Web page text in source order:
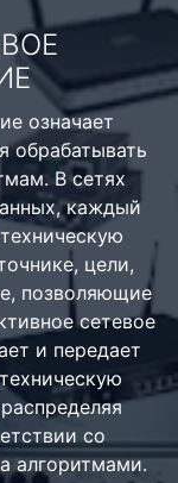
означает
обрабатывать
В сетях
каждый
цели,
позволяющие
сетевое
и передает
со
алгоритмами.